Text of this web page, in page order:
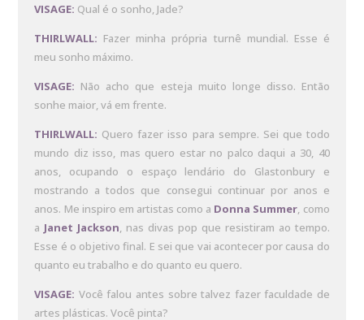
VISAGE: Qual é o sonho, Jade?
THIRLWALL: Fazer minha própria turnê mundial. Esse é
meu sonho máximo.
VISAGE: Não acho que esteja muito longe disso. Então
sonhe maior, vá em frente.
THIRLWALL: Quero fazer isso para sempre. Sei que todo
mundo diz isso, mas quero estar no palco daqui a 30, 40
anos, ocupando o espaço lendário do Glastonbury e
mostrando a todos que consegui continuar por anos e
anos. Me inspiro em artistas como a Donna Summer, como
a Janet Jackson, nas divas pop que resistiram ao tempo.
Esse é o objetivo final. E sei que vai acontecer por causa do
quanto eu trabalho e do quanto eu quero.
VISAGE: Você falou antes sobre talvez fazer faculdade de
artes plásticas. Você pinta?